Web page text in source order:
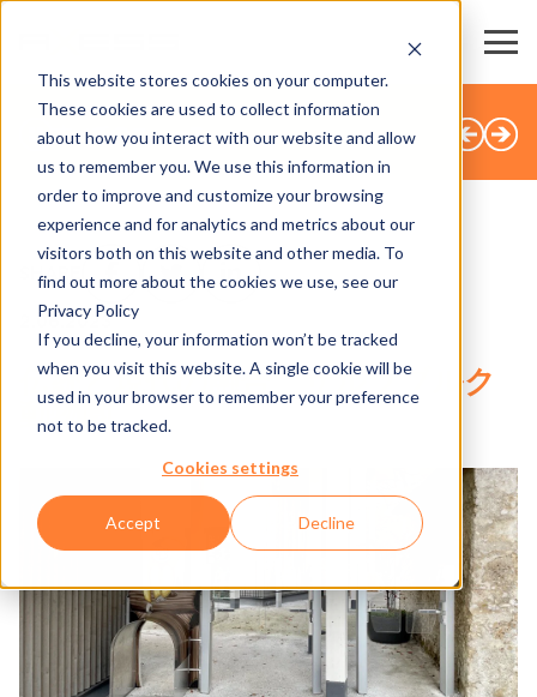
This website stores cookies on your computer.
These cookies are used to collect information
about how you interact with our website and allow
us to remember you. We use this information in
order to improve and customize your browsing
experience and for analytics and metrics about our
visitors both on this website and other media. To
find out more about the cookies we use, see our
Privacy Policy
If you decline, your information won’t be tracked
when you visit this website. A single cookie will be
used in your browser to remember your preference
not to be tracked.
Cookies settings
Accept Decline
すべてのニュース
SHARE
2.06.2023
伝統と現代の融合 ザルツブルク
動物園